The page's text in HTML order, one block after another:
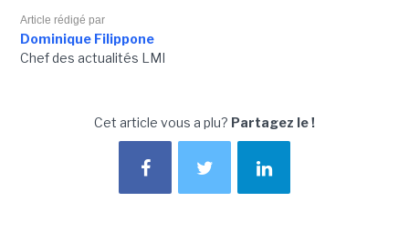
Article rédigé par
Dominique Filippone
Chef des actualités LMI
Cet article vous a plu? Partagez le !